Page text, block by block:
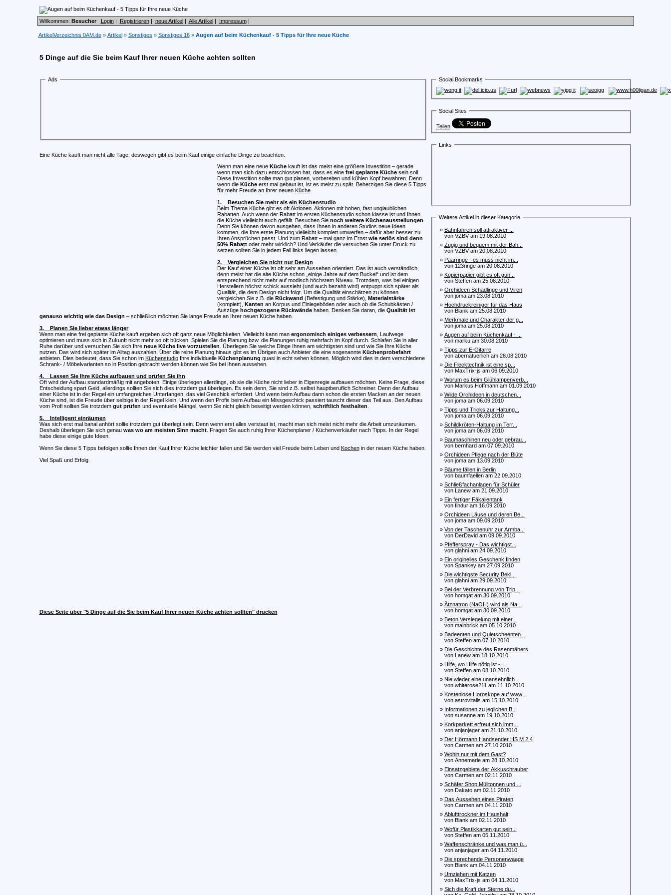
Willkommen: Besucher Login| Registrieren| neue Artikel| Alle Artikel| Impressum|
ArtikelVerzeichnis 0AM.de» Artikel» Sonstiges » Sonstiges 16» Augen auf beim Küchenkauf - 5 Tipps für Ihre neue Küche
5 Dinge auf die Sie beim Kauf Ihrer neuen Küche achten sollten
Ads
Eine Küche kauft man nicht alle Tage, deswegen gibt es beim Kauf einige einfache Dinge zu beachten.
Wenn man eine neue Küche kauft ist das meist eine größere Investition – gerade
wenn man sich dazu entschlossen hat, dass es eine frei geplante Küchesein soll.
Diese Investition sollte man gut planen, vorbereiten und kühlen Kopf bewahren. Denn
wenn die Küche erst mal gebaut ist, ist es meist zu spät. Beherzigen Sie diese 5 Tipps
für mehr Freude an Ihrer neuen Küche.
1. Besuchen Sie mehr als ein Küchenstudio
Beim Thema Küche gibt es oft Aktionen. Aktionen mit hohen, fast unglaublichen
Rabatten. Auch wenn der Rabatt im ersten Küchenstudio schon klasse ist und Ihnen
die Küche vielleicht auch gefällt. Besuchen Sie noch weitere Küchenausstellungen
Denn Sie können davon ausgehen, dass Ihnen in anderen Studios neue Ideen
kommen, die Ihre erste Planung vielleicht komplett umwerfen – dafür aber besser zu
Ihren Ansprüchen passt. Und zum Rabatt – mal ganz im Ernst wie seriös sind denn
50% Rabattoder mehr wirklich? Und Verkäufer die versuchen Sie unter Druck zu
setzen sollten Sie in jedem Fall links liegen lassen.
2. Vergleichen Sie nicht nur Design
Der Kauf einer Küche ist oft sehr am Aussehen orientiert. Das ist auch verständlich,
denn meist hat die alte Küche schon „einige Jahre auf dem Buckel“ und ist dem
entsprechend nicht mehr auf modisch höchstem Niveau. Trotzdem, was bei einigen
Herstellern höchst schick aussieht (und auch bezahlt wird) entpuppt sich später als
Qualität, die dem Design nicht folgt. Um die Qualität einschätzen zu können
vergleichen Sie z.B. die Rückwand (Befestigung und Stärke), Materialstärke
(komplett), Kanten an Korpus und Einlegeböden oder auch ob die Schubkästen /
Auszüge hochgezogene Rückwändehaben. Denken Sie daran, die Qualität ist
genauso wichtig wie das Design – schließlich möchten Sie lange Freude an Ihrer neuen Küche haben.
3. Planen Sie lieber etwas länger
Wenn man eine frei geplante Küche kauft ergeben sich oft ganz neue Möglichkeiten. Vielleicht kann man ergonomisch einiges verbessern , Laufwege
optimieren und muss sich in Zukunft nicht mehr so oft bücken. Spielen Sie die Planung bzw. die Planungen ruhig mehrfach im Kopf durch. Schlafen Sie in aller
Ruhe darüber und versuchen Sie sich Ihre neue Küche live vorzustellen . Überlegen Sie welche Dinge Ihnen am wichtigsten sind und wie Sie Ihre Küche
nutzen. Das wird sich später im Alltag auszahlen. Über die reine Planung hinaus gibt es im Übrigen auch Anbieter die eine sogenannte Küchenprobefahrt
anbieten. Dies bedeutet, dass Sie schon im KüchenstudioIhre individuelle Küchenplanung quasi in echt sehen können. Möglich wird dies in dem verschiedene
Schrank- / Möbelvarianten so in Position gebracht werden können wie Sie bei Ihnen aussehen.
4. Lassen Sie Ihre Küche aufbauen und prüfen Sie ihn
Oft wird der Aufbau standardmäßig mit angeboten. Einige überlegen allerdings, ob sie die Küche nicht lieber in Eigenregie aufbauen möchten. Keine Frage, diese
Entscheidung spart Geld, allerdings sollten Sie sich dies trotzdem gut überlegen. Es sein denn, Sie sind z.B. selbst hauptberuflich Schreiner. Denn der Aufbau
einer Küche ist in der Regel ein umfangreiches Unterfangen, das viel Geschick erfordert. Und wenn beim Aufbau dann schon die ersten Macken an der neuen
Küche sind, ist die Freude über selbige in der Regel klein. Und wenn den Profis beim Aufbau ein Missgeschick passiert tauscht dieser das Teil aus. Den Aufbau
vom Profi sollten Sie trotzdem gut prüfen und eventuelle Mängel, wenn Sie nicht gleich beseitigt werden können, schriftlich festhalten
5. Intelligent einräumen
Was sich erst mal banal anhört sollte trotzdem gut überlegt sein. Denn wenn erst alles verstaut ist, macht man sich meist nicht mehr die Arbeit umzuräumen.
Deshalb überlegen Sie sich genau was wo am meisten Sinn macht. Fragen Sie auch ruhig Ihrer Küchenplaner / Küchenverkäufer nach Tipps. In der Regel
habe diese einige gute Ideen.
Wenn Sie diese 5 Tipps befolgen sollte Ihnen der Kauf Ihrer Küche leichter fallen und Sie werden viel Freude beim Leben und Kochenin der neuen Küche haben.
Viel Spaß und Erfolg.
Diese Seite über "5 Dinge auf die Sie beim Kauf Ihrer neuen Küche achten sollten" drucken
Social Bookmarks
Social Sites
Teilen
Links
Weitere Artikel in dieser Kategorie
» Bahnfahren soll attraktiver ...
von VZBV am 19.08.2010
» Zügig und bequem mit der Bah...
von VZBV am 20.08.2010
» Paarringe - es muss nicht im...
von 123ringe am 20.08.2010
» Kopierpapier gibt es oft gün...
von Steffen am 25.08.2010
» Orchideen Schädlinge und Viren
von joma am 23.08.2010
» Hochdruckreiniger für das Haus
von Blank am 25.08.2010
» Merkmale und Charakter der g...
von joma am 25.08.2010
» Augen auf beim Küchenkauf - ...
von marku am 30.08.2010
» Tipps zur E-Gitarre
von abernatuerlich am 28.08.2010
» Die Flecktechnik ist eine sp...
von MaxTrix-js am 06.09.2010
» Worum es beim Glühlampenverb...
von Markus Hoffmann am 01.09.2010
» Wilde Orchideen in deutschen...
von joma am 06.09.2010
» Tipps und Tricks zur Haltung...
von joma am 06.09.2010
» Schildkröten-Haltung im Terr...
von joma am 06.09.2010
» Baumaschinen neu oder gebrau...
von bernhard am 07.09.2010
» Orchideen Pflege nach der Blüte
von joma am 13.09.2010
» Bäume fällen in Berlin
von baumfaellen am 22.09.2010
» Schließfachanlagen für Schüler
von Lanew am 21.09.2010
» Ein fertiger Fäkalientank
von findur am 16.09.2010
» Orchideen Läuse und deren Be...
von joma am 09.09.2010
» Von der Taschenuhr zur Armba...
von DerDavid am 09.09.2010
» Pfefferspray - Das wichtigst...
von glahni am 24.09.2010
» Ein originelles Geschenk finden
von Spankey am 27.09.2010
» Die wichtigste Security Bekl...
von glahni am 29.09.2010
» Bei der Verbrennung von Trip...
von homgat am 30.09.2010
» Ätznatron (NaOH) wird als Na...
von homgat am 30.09.2010
» Beton Versiegelung mit einer...
von mainbrick am 05.10.2010
» Badeenten und Quietscheenten...
von Steffen am 07.10.2010
» Die Geschichte des Rasenmähers
von Lanew am 18.10.2010
» Hilfe, wo Hilfe nötig ist - ...
von Steffen am 08.10.2010
» Nie wieder eine unansehnlich...
von whiterose211 am 11.10.2010
» Kostenlose Horoskope auf www...
von astrovitalis am 15.10.2010
» Informationen zu jeglichen B...
von susanne am 19.10.2010
» Korkparkett erfreut sich imm...
von anjanjager am 21.10.2010
» Der Hörmann Handsender HS M 2 4
von Carmen am 27.10.2010
» Wohin nur mit dem Gast?
von Annemarie am 28.10.2010
» Einsatzgebiete der Akkuschrauber
von Carmen am 02.11.2010
» Schäfer Shop Mülltonnen und ...
von Dakato am 02.11.2010
» Das Aussehen eines Piraten
von Carmen am 04.11.2010
» Ablufttrockner im Haushalt
von Blank am 02.11.2010
» Wofür Plastikkarten gut sein...
von Steffen am 05.11.2010
» Waffenschränke und was man ü...
von anjanjager am 04.11.2010
» Die sprechende Personenwaage
von Blank am 04.11.2010
» Umziehen mit Katzen
von MaxTrix-js am 04.11.2010
» Sich die Kraft der Sterne du...